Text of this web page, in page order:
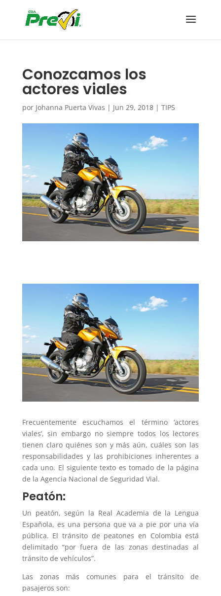
Conozcamos los
actores viales
por Johanna Puerta Vivas | Jun 29, 2018| TIPS
Frecuentemente escuchamos el término ‘actores
viales’, sin embargo no siempre todos los lectores
tienen claro quiénes son y más aún, cuáles son las
responsabilidades y las prohibiciones inherentes a
cada uno. El siguiente texto es tomado de la página
de la Agencia Nacional de Seguridad Vial.
Peatón:
Un peatón, según la Real Academia de la Lengua
Española, es una persona que va a pie por una vía
pública. El tránsito de peatones en Colombia está
delimitado “por fuera de las zonas destinadas al
tránsito de vehículos”.
Las zonas más comunes para el tránsito de
pasajeros son: